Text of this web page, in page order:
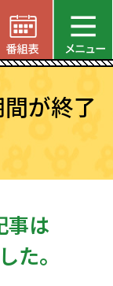
が終了
事は
た。